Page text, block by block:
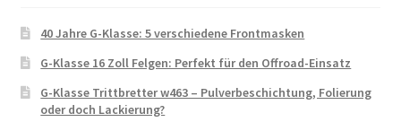
40 Jahre G-Klasse: 5 verschiedene Frontmasken
G-Klasse 16 Zoll Felgen: Perfekt für den Offroad-Einsatz
G-Klasse Trittbretter w463 – Pulverbeschichtung, Folierung
oder doch Lackierung?